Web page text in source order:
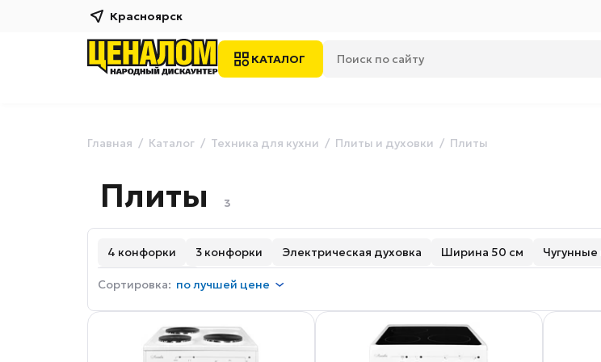
Красноярск
КАТАЛОГ
Главная Каталог Техника для кухни Плиты и духовки Плиты
Плиты 3
4 конфорки 3 конфорки Электрическая духовка Ширина 50 см
С конвекцией
Сортировка: получшей цене